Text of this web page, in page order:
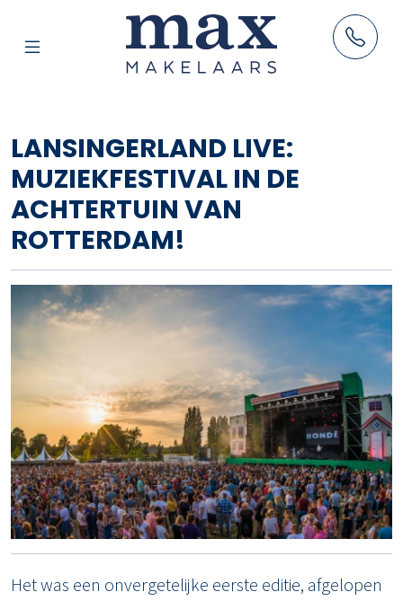
AANBOD
HUUR
VERKOOP
AANKOOP
TAXATIES
RESULTATEN
BLOG
OVER ONS
LANSINGERLAND LIVE:
MUZIEKFESTIVAL IN DE
ACHTERTUIN VAN
ROTTERDAM!
Het was een onvergetelijke eerste editie, afgelopen